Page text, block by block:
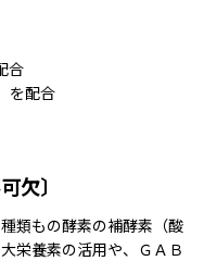
合
を配合
欠〕
類もの酵素の補酵素（酸
栄養素の活用や、ＧＡＢ